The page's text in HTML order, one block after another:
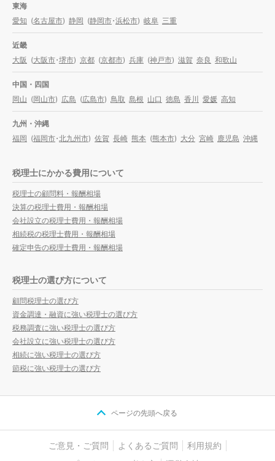
東海
愛知 (名古屋市) 静岡 (静岡市・浜松市) 岐阜 三重
近畿
大阪 (大阪市・堺市) 京都 (京都市) 兵庫 (神戸市) 滋賀 奈良 和歌山
中国・四国
岡山 (岡山市) 広島 (広島市) 鳥取 島根 山口 徳島 香川 愛媛 高知
九州・沖縄
福岡 (福岡市・北九州市) 佐賀 長崎 熊本 (熊本市) 大分 宮崎 鹿児島 沖縄
税理士にかかる費用について
税理士の顧問料・報酬相場
決算の税理士費用・報酬相場
会社設立の税理士費用・報酬相場
相続税の税理士費用・報酬相場
確定申告の税理士費用・報酬相場
税理士の選び方について
顧問税理士の選び方
資金調達・融資に強い税理士の選び方
税務調査に強い税理士の選び方
会社設立に強い税理士の選び方
相続に強い税理士の選び方
節税に強い税理士の選び方
ページの先頭へ戻る
ご意見・ご質問 よくあるご質問
利用規約